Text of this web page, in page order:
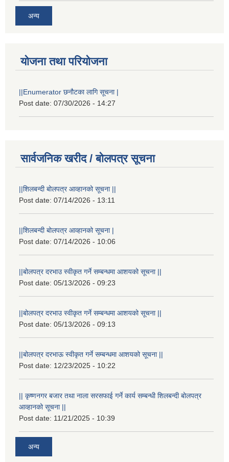
अन्य
योजना तथा परियोजना
||Enumerator छनौटका लागि सूचना |
Post date: 07/30/2026 - 14:27
सार्वजनिक खरीद / बोलपत्र सूचना
||शिलबन्दी बोलपत्र आव्हानको सूचना ||
Post date: 07/14/2026 - 13:11
||शिलबन्दी बोलपत्र आव्हानको सूचना |
Post date: 07/14/2026 - 10:06
||बोलपत्र दरभाउ स्वीकृत गर्ने सम्बन्धमा आशयको सूचना ||
Post date: 05/13/2026 - 09:23
||बोलपत्र दरभाउ स्वीकृत गर्ने सम्बन्धमा आशयको सूचना ||
Post date: 05/13/2026 - 09:13
||बोलपत्र दरभाऊ स्वीकृत गर्ने सम्बन्धमा आशयको सूचना ||
Post date: 12/23/2025 - 10:22
|| कृष्णनगर बजार तथा नाला सरसफाई गर्ने कार्य सम्बन्धी शिलबन्दी बोलपत्र
आव्हानको सूचना ||
Post date: 11/21/2025 - 10:39
अन्य